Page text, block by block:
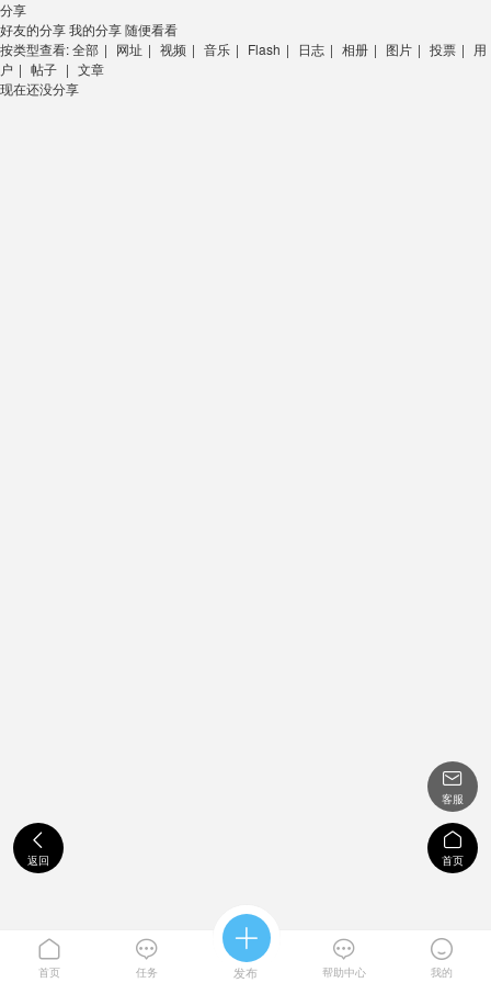
分享
好友的分享我的分享随便看看
按类型查看:全部 | 网址 | 视频 | 音乐 | Flash | 日志 | 相册 | 图片 | 投票 | 用
户 | 帖子 | 文章
现在还没分享

返回

客服

首页

首页

任务

发布

帮助中心

我的